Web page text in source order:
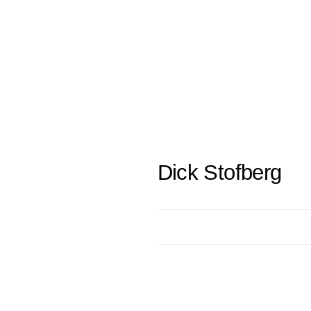
Dick Stofberg